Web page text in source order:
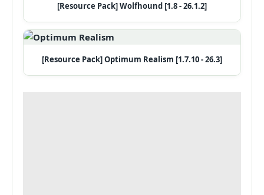
[Resource Pack] Wolfhound [1.8 - 26.1.2]
[Resource Pack] Optimum Realism [1.7.10 - 26.3]